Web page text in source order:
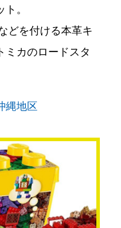
。
どを付ける本革キ
ミカのロードスタ
縄地区